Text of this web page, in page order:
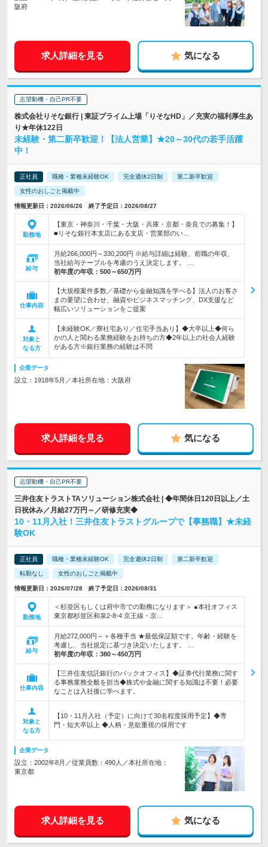
阪府
求人詳細を見る 気になる
志望動機・自己PR不要
株式会社りそな銀行 | 東証プライム上場「りそなHD」／充実の福利厚生あ
り★年休122日
未経験・第二新卒歓迎！【法人営業】★20～30代の若手活躍
中！
正社員 職種・業種未経験OK 完全週休2日制 第二新卒歓迎
女性のおしごと掲載中
情報更新日：2026/06/26 終了予定日：2026/08/27
勤務地
【東京・神奈川・千葉・大阪・兵庫・京都・奈良での募集！】
■りそな銀行本支店にある支店・営業部のい…
給与
月給266,000円～330,200円 ※給与詳細は経験、前職の年収、
当社給与テーブルを考慮のうえ決定します。 …
初年度の年収： 500～650万円
仕事内容
【大規模案件多数／基礎から金融知識を学べる】法人のお客さ
まの要望に合わせ、融資やビジネスマッチング、DX支援など
幅広いソリューションをご提案
対象と
なる方
【未経験OK／寮社宅あり／住宅手当あり】◆大卒以上◆何ら
かの人と関わる業務経験をお持ちの方◆2年以上の社会人経験
がある方※銀行業務の経験は不問
企業データ
設立：1918年5月／本社所在地：大阪府
求人詳細を見る 気になる
志望動機・自己PR不要
三井住友トラストTAソリューション株式会社 | ◆年間休日120日以上／土
日祝休み／月給27万円～／研修充実◆
10・11月入社！三井住友トラストグループで【事務職】★未経
験OK
正社員 職種・業種未経験OK 完全週休2日制 第二新卒歓迎
転勤なし 女性のおしごと掲載中
情報更新日：2026/07/28 終了予定日：2026/08/31
勤務地
＜杉並区もしくは府中市での勤務になります＞ ●本社オフィス
東京都杉並区和泉2-8-4 京王線・京…
給与
月給272,000円～＋各種手当 ★最低保証額です。年齢・経験を
考慮し、当社規定に基づき決定いたします。 …
初年度の年収： 380～450万円
仕事内容
【三井住友信託銀行のバックオフィス】◆証券代行業務に関す
る事務業務全般を担当◆株式や金融に関する知識は不要！必要
なことは入社後に学べます。
対象と
なる方
【10・11月入社（予定）に向けて30名程度採用予定】◆専
門・短大卒以上 ◆人柄・意欲重視の採用です
企業データ
設立：2002年8月／従業員数：490人／本社所在地：
東京都
求人詳細を見る 気になる